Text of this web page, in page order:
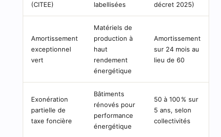
(CITEE)
labellisées
décret 2025)
Amortissement
exceptionnel
vert
Matériels de
production à
haut
rendement
énergétique
Amortissement
sur 24 mois au
lieu de 60
Exonération
partielle de
taxe foncière
Bâtiments
rénovés pour
performance
énergétique
50 à 100 % sur
5 ans, selon
collectivités